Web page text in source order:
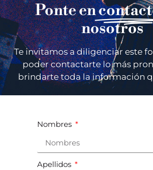
Ponte en
nosotros
Te invitamos a diligenciar este
poder contactarte lo más
brindarte toda la información
Nombres
Apellidos